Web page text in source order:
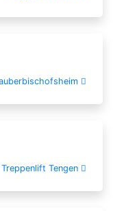
Treppenlift Tengen